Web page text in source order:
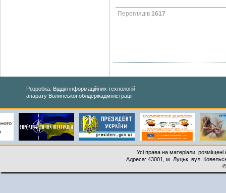
Переглядів 1617
Розробка: Відділ інформаційних технологій
апарату Волинської облдержадміністрації
Усі права на матеріали,
Адреса: 43001, м. Луцьк, вул.